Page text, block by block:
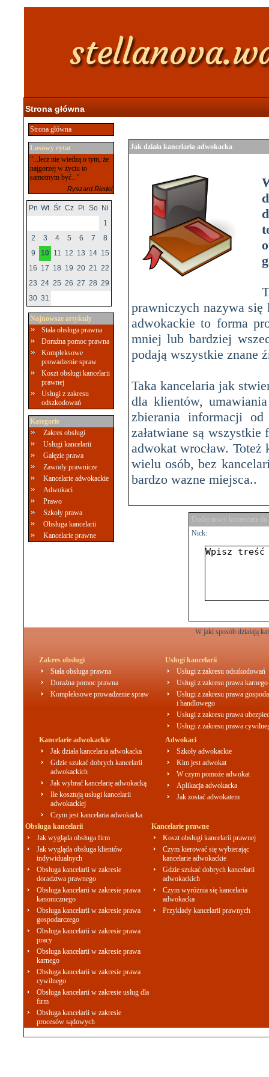
Strona główna
Strona główna
Losowy cytat
"...lecz nie wiedzą o tym, że
najgorzej w życiu to
samotnym być..."
Ryszard Riedel
Pn Wt Śr Cz Pi So
Ni
1
2
3 4 5 6 7
8
9
10 11 12 13 14 15
16 17 18 19 20 21 22
23 24 25 26 27 28 29
30 31
Najnowsze artykuły
Stała obsługa prawna
Doraźna pomoc prawna
Kompleksowe
prowadzenie spraw
Koszt obsługi kancelarii
prawnej
Usługi z zakresu
odszkodowań
Kategorie
Zakres obsługi
Usługi kancelarii
Gałęzie prawa
Zawody prawnicze
Kancelarie adwokackie
Adwokaci
Prawo
Szkoły prawa
Obsługa kancelarii
Kancelarie prawne
Jak działa kancelaria adwokacka
prawniczych nazywa się
adwokackie to forma
mniej lub bardziej
podają wszystkie znane
Taka kancelaria jak
dla klientów,
zbierania informacji
załatwiane są
adwokat wrocław.
wielu osób, bez
bardzo wazne miejsca..
Dodaj nowy komentarz
Nick:
W jaki sposób działają
Zakres obsługi
Stała obsługa prawna
Doraźna pomoc prawna
Kompleksowe prowadzenie spraw
Usługi kancelarii
Usługi z zakresu odszkodowań
Usługi z zakresu prawa karnego
Usługi z zakresu prawa
i handlowego
Usługi z zakresu prawa
Usługi z zakresu prawa
Kancelarie adwokackie
Jak działa kancelaria adwokacka
Gdzie szukać dobrych kancelarii
adwokackich
Jak wybrać kancelarię adwokacką
Ile kosztują usługi kancelarii
adwokackiej
Czym jest kancelaria adwokacka
Adwokaci
Szkoły adwokackie
Kim jest adwokat
W czym pomoże adwokat
Aplikacja adwokacka
Jak zostać adwokatem
Obsługa kancelarii
Jak wygląda obsługa firm
Jak wygląda obsługa klientów
indywidualnych
Obsługa kancelarii w zakresie
doradztwa prawnego
Obsługa kancelarii w zakresie prawa
kanonicznego
Obsługa kancelarii w zakresie prawa
gospodarczego
Obsługa kancelarii w zakresie prawa
pracy
Obsługa kancelarii w zakresie prawa
karnego
Obsługa kancelarii w zakresie prawa
cywilnego
Obsługa kancelarii w zakresie usług dla
firm
Obsługa kancelarii w zakresie
procesów sądowych
Kancelarie prawne
Koszt obsługi kancelarii prawnej
Czym kierować się wybierając
kancelarie adwokackie
Gdzie szukać dobrych kancelarii
adwokackich
Czym wyróżnia się kancelaria
adwokacka
Przykłady kancelarii prawnych